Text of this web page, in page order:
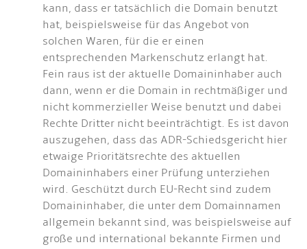
kann, dass er tatsächlich die Domain benutzt
hat, beispielsweise für das Angebot von
solchen Waren, für die er einen
entsprechenden Markenschutz erlangt hat.
Fein raus ist der aktuelle Domaininhaber auch
dann, wenn er die Domain in rechtmäßiger und
nicht kommerzieller Weise benutzt und dabei
Rechte Dritter nicht beeinträchtigt. Es ist davon
auszugehen, dass das ADR-Schiedsgericht hier
etwaige Prioritätsrechte des aktuellen
Domaininhabers einer Prüfung unterziehen
wird. Geschützt durch EU-Recht sind zudem
Domaininhaber, die unter dem Domainnamen
allgemein bekannt sind, was beispielsweise auf
große und international bekannte Firmen und